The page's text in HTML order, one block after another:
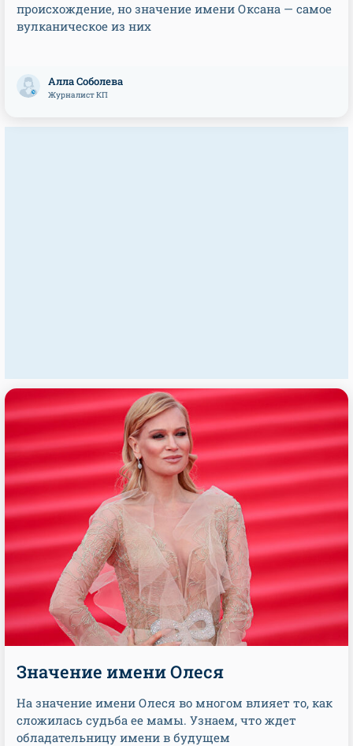
происхождение, но значение имени Оксана — самое
вулканическое из них
Алла Соболева
Журналист КП
Значение имени Олеся
На значение имени Олеся во многом влияет то, как
сложилась судьба ее мамы. Узнаем, что ждет
обладательницу имени в будущем